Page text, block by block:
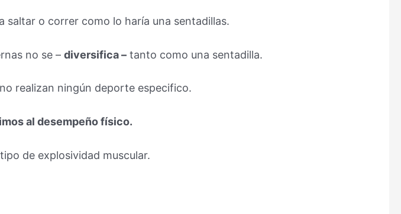
saltar o correr como lo haría una sentadillas.
no se –diversifica – tanto como una sentadilla.
realizan ningún deporte especifico.
al desempeño físico.
de explosividad muscular.